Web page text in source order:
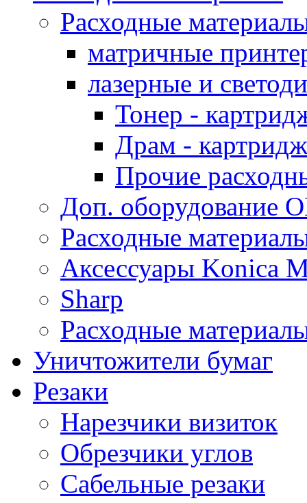
Расходные
матричные
лазерные и
Тонер -
Драм -
Прочие
Доп. оборудование
Расходные
Аксессуары Konica
Sharp
Расходные
Уничтожители бумаг
Резаки
Нарезчики визиток
Обрезчики углов
Сабельные резаки